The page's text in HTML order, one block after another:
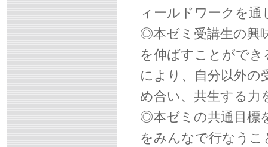
ィールドワークを
◎本ゼミ受講生の興
を伸ばすことがで
により、自分以外の
め合い、共生する力
◎本ゼミの共通目標
をみんなで行なう